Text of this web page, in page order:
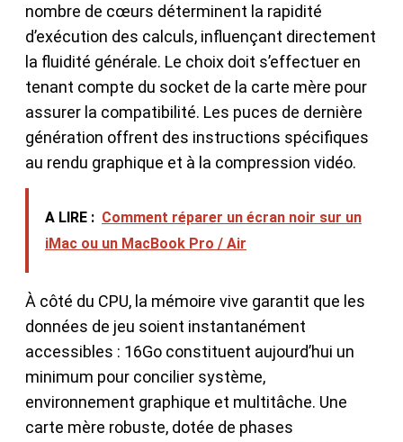
nombre de cœurs déterminent la rapidité
d’exécution des calculs, influençant directement
la fluidité générale. Le choix doit s’effectuer en
tenant compte du socket de la carte mère pour
assurer la compatibilité. Les puces de dernière
génération offrent des instructions spécifiques
au rendu graphique et à la compression vidéo.
A LIRE : Comment réparer un écran noir sur un
iMac ou un MacBook Pro / Air
À côté du CPU, la mémoire vive garantit que les
données de jeu soient instantanément
accessibles : 16Go constituent aujourd’hui un
minimum pour concilier système,
environnement graphique et multitâche. Une
carte mère robuste, dotée de phases